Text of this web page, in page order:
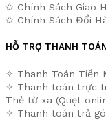
✩ Chính Sách Giao
✩ Chính Sách Đổi
HỖ TRỢ THANH
✧ Thanh Toán Tiền
✧ Thanh toán trực
Thẻ từ xa (Quẹt
✧ Thanh toán trả